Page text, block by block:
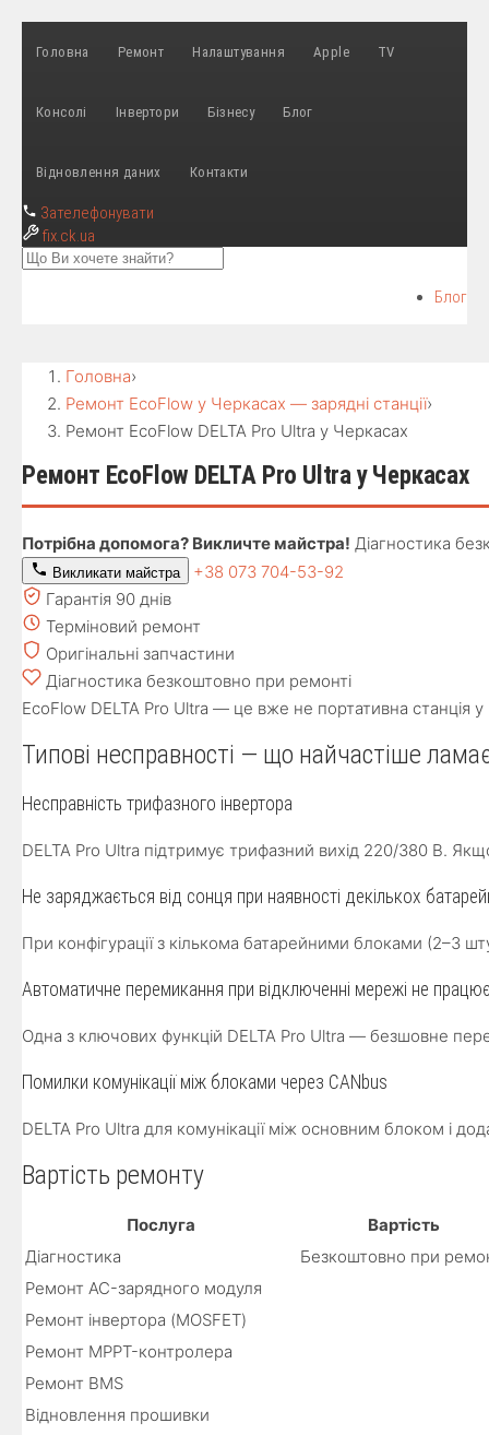
Головна Ремонт Налаштування Apple TV
Консолі Інвертори Бізнесу Блог
Відновлення даних Контакти
Зателефонувати
fix.ck.ua
Блог
Головна›
Ремонт EcoFlow у Черкасах — зарядні станції›
Ремонт EcoFlow DELTA Pro Ultra у Черкасах
Ремонт EcoFlow DELTA Pro Ultra у Черкасах
Потрібна допомога? Викличте майстра! Діагностика
Викликати майстра
+38 073 704-53-92
Гарантія 90 днів
Терміновий ремонт
Оригінальні запчастини
Діагностика безкоштовно при ремонті
EcoFlow DELTA Pro Ultra — це вже не портативна станція
Типові несправності — що найчастіше
Несправність трифазного інвертора
DELTA Pro Ultra підтримує трифазний вихід 220/380 В.
Не заряджається від сонця при наявності декількох
При конфігурації з кількома батарейними блоками (2–3
Автоматичне перемикання при відключенні мережі не
Одна з ключових функцій DELTA Pro Ultra — безшовне
Помилки комунікації між блоками через CANbus
DELTA Pro Ultra для комунікації між основним блоком і
Вартість ремонту
Послуга
Вартість
Діагностика
Безкоштовно при
Ремонт AC-зарядного модуля
Ремонт інвертора (MOSFET)
Ремонт MPPT-контролера
Ремонт BMS
Відновлення прошивки